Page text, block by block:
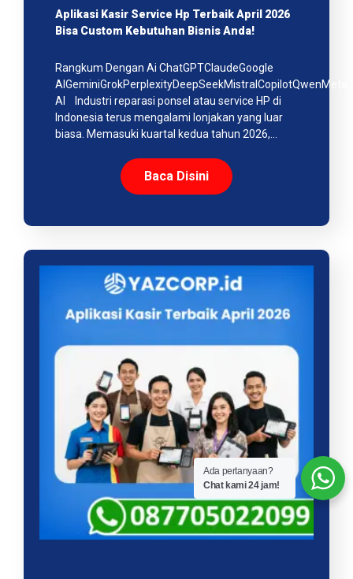
Aplikasi Kasir Service Hp Terbaik April 2026
Bisa Custom Kebutuhan Bisnis Anda!
Rangkum Dengan Ai ChatGPTClaudeGoogle
AIGeminiGrokPerplexityDeepSeekMistralCopilotQwenMeta
AI Industri reparasi ponsel atau service HP di
Indonesia terus mengalami lonjakan yang luar
biasa. Memasuki kuartal kedua tahun 2026,…
Baca Disini
Ada pertanyaan?
Chat kami 24 jam!